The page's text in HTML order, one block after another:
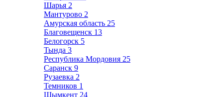
Шарья 2
Мантурово 2
Амурская область 25
Благовещенск 13
Белогорск 5
Тында 3
Республика Мордовия 25
Саранск 9
Рузаевка 2
Темников 1
Шымкент 24